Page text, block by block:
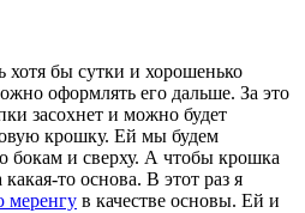
хотя бы сутки и хорошенько
оформлять его дальше. За это
засохнет и можно будет
крошку. Ей мы будем
бокам и сверху. А чтобы крошка
то основа. В этот раз я
меренгу в качестве основы. Ей и